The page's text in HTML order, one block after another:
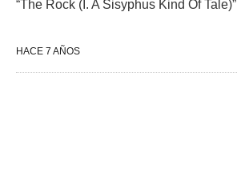
“The Rock (I. A Sisyphus Kind Of Tale)”
HACE 7 AÑOS